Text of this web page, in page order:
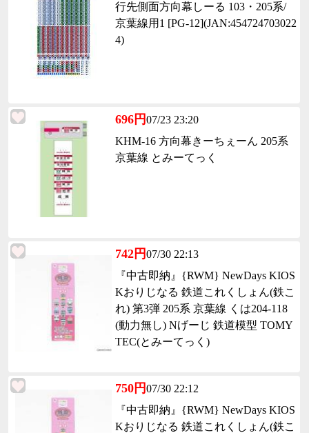
行先側面方向幕しーる 103・205系/
京葉線用1 [PG-12](JAN:454724703022
4)
696円07/23 23:20
KHM-16 方向幕きーちぇーん 205系
京葉線 とみーてっく
742円07/30 22:13
『中古即納』{RWM} NewDays KIOS
Kおりじなる 鉄道これくしょん(鉄こ
れ) 第3弾 205系 京葉線 くは204-118
(動力無し) Nげーじ 鉄道模型 TOMY
TEC(とみーてっく)
750円07/30 22:12
『中古即納』{RWM} NewDays KIOS
Kおりじなる 鉄道これくしょん(鉄こ